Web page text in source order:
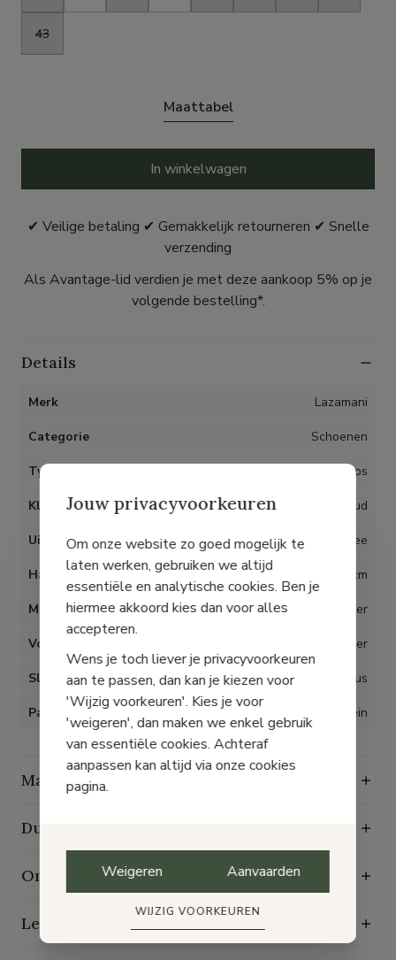
43
Maattabel
In winkelwagen
✔ Veilige betaling ✔ Gemakkelijk retourneren ✔ Snelle
verzending
Als Avantage-lid verdien je met deze aankoop 5% op je
volgende bestelling*.
Details
Merk Lazamani
Categorie Schoenen
Type artikel Pumps
Kleur Goud
Uitneembare inlegzolen Nee
Hak 1 cm
Materiaal Leder
Voering Leder
Sluiting Lus
Pasvorm Klein
Maattabel
Duurzaamheidskenmerken
Onderhoudsgids
Levering, ruilen en retourneren
Jouw privacyvoorkeuren
Om onze website zo goed mogelijk te
laten werken, gebruiken we altijd
essentiële en analytische cookies. Ben je
hiermee akkoord kies dan voor alles
accepteren.
Wens je toch liever je privacyvoorkeuren
aan te passen, dan kan je kiezen voor
'Wijzig voorkeuren'. Kies je voor
'weigeren', dan maken we enkel gebruik
van essentiële cookies. Achteraf
aanpassen kan altijd via onze cookies
pagina.
Weigeren Aanvaarden
WIJZIG VOORKEUREN